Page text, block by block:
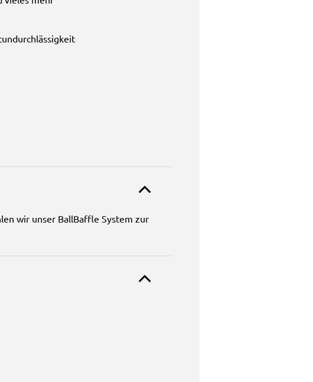
wir unser BallBaffle System zur